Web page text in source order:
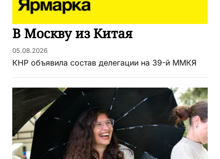
В Москву из Китая
05.08.2026
КНР объявила состав делегации на 39-й ММКЯ